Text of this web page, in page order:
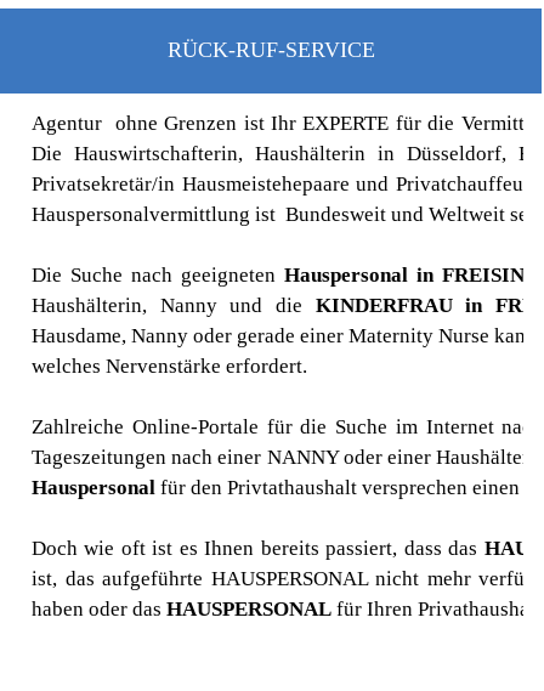
RÜCK-RUF-SERVICE
Agentur ohne Grenzen ist Ihr EXPERTE für die
Die Hauswirtschafterin, Haushälterin in Düsseldorf,
Privatsekretär/in Hausmeistehepaare und
Hauspersonalvermittlung ist Bundesweit und Weltweit seit
Die Suche nach geeignetenHauspersonal inFREISING
Haushälterin, Nanny und die KINDERFRAU in
Hausdame, Nanny oder gerade einer Maternity Nurse
welches Nervenstärke erfordert.
Zahlreiche Online-Portale für die Suche im Internet
Tageszeitungen nach einer NANNY oder einer
Hauspersonal für den Privtathaushalt versprechen einen
Doch wie oft ist es Ihnen bereits passiert, dass das
ist, das aufgeführte HAUSPERSONAL nicht mehr
haben oder das HAUSPERSONAL für Ihren